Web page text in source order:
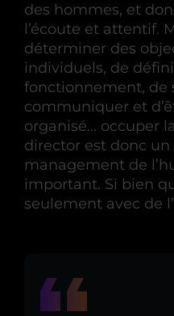
des hommes, et
l’écoute et attentif.
déterminer des
individuels, de
fonctionnement, de
communiquer et
organisé… occuper
director est donc
management de
important. Si bien
seulement avec de